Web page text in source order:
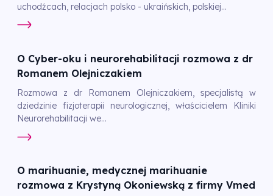
uchodźcach, relacjach polsko - ukraińskich, polskiej...
O Cyber-oku i neurorehabilitacji rozmowa z dr
Romanem Olejniczakiem
Rozmowa z dr Romanem Olejniczakiem, specjalistą w
dziedzinie fizjoterapii neurologicznej, właścicielem Kliniki
Neurorehabilitacji we...
O marihuanie, medycznej marihuanie
rozmowa z Krystyną Okoniewską z firmy Vmed